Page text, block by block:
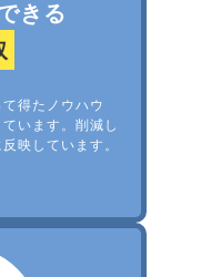
きる
得たノウハウ
います。削減し
映しています。